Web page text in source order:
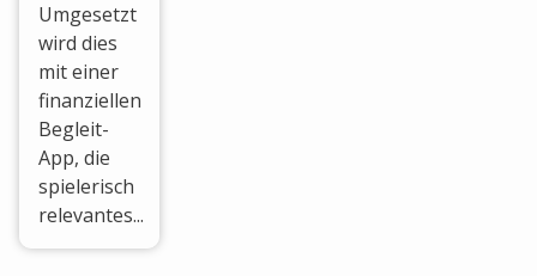
Umgesetzt
wird dies
mit einer
finanziellen
Begleit-
App, die
spielerisch
relevantes...